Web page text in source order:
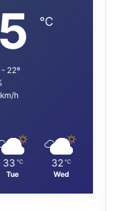
℃
- 22º
h
33 ℃
Tue
32 ℃
Wed